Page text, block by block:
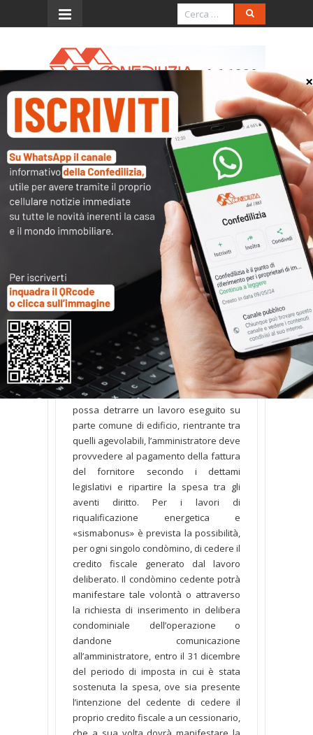
Menu
L’ecobonus e la cessione
del credito
Con la Risoluzione numero 84/E
l’Agenzia ha fatto il punto sugli
adempimenti da rispettare per la
cessione del credito fiscale
corrispondente alla detrazione per
interventi di «ecobonus» e
«sismabonus» effettuati su parti
comuni di edifici. Le Entrate hanno
ribadito quanto affermato con le
circolari n. 11/E del 18.5.’18 e n. 17/E del
23.7.’18 oltre a richiamare i principii
espressi nei precedenti provvedimenti
datati 2017. Affinché il condòmino
possa detrarre un lavoro eseguito su
parte comune di edificio, rientrante tra
quelli agevolabili, l’amministratore deve
provvedere al pagamento della fattura
del fornitore secondo i dettami
legislativi e ripartire la spesa tra gli
aventi diritto. Per i lavori di
riqualificazione energetica e
«sismabonus» è prevista la possibilità,
per ogni singolo condòmino, di cedere il
credito fiscale generato dal lavoro
deliberato. Il condòmino cedente potrà
manifestare tale volontà o attraverso
la richiesta di inserimento in delibera
condominiale dell’operazione o
dandone comunicazione
all’amministratore, entro il 31 dicembre
del periodo di imposta in cui è stata
sostenuta la spesa, ove sia presente
l’intenzione del cedente di cedere il
proprio credito fiscale a un cessionario,